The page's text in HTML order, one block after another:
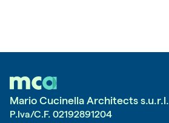
Mario Cucinella Architects s.u.r.l.
P.Iva/C.F. 02192891204